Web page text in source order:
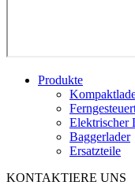
Produkte
Elektrischer
Baggerlader
Ersatzteile
KONTAKTIERE UNS